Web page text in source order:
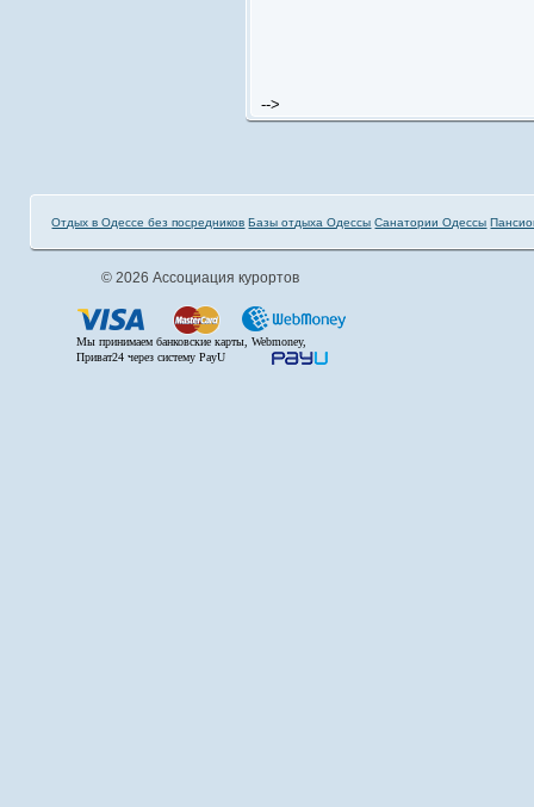
-->
Отдых в Одессе без посредников Базы отдыха Одессы Санатории Одессы
© 2026 Ассоциация курортов
Мы принимаем банковские карты, Webmoney,
Приват24 через систему PayU